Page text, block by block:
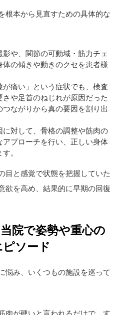
根本から見直すための具体的な
や、関節の可動域・筋力チェ
体の傾きや動きのクセを患者様
が痛い」という症状でも、検査
さや足首のねじれが原因だった
つながりから真の要因を割り出
に対して、骨格の調整や筋肉の
アプローチを行い、正しい身体
。
目と感覚で状態を把握していた
欲を高め、結果的に早期の回復
院で姿勢や重心の
ソード
悩み、いくつもの施設を巡って